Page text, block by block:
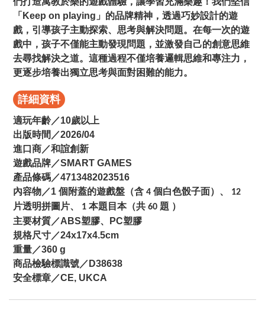
「Keep on playing」的品牌精神，透過巧妙設計的遊
戲，引導孩子主動探索、思考與解決問題。在每一次的遊
戲中，孩子不僅能主動發現問題，並激發自己的創意思維
去尋找解決之道。這種過程不僅培養邏輯思維和專注力，
更逐步培養出獨立思考與面對困難的能力。
詳細資料
適玩年齡／10歲以上
出版時間／2026/04
進口商／和誼創新
遊戲品牌／SMART GAMES
產品條碼／4713482023516
內容物／1 個附蓋的遊戲盤（含 4 個白色骰子面）、 12
片透明拼圖片、 1 本題目本（共 60 題 ）
主要材質／ABS塑膠、PC塑膠
規格尺寸／24x17x4.5cm
重量／360 g
商品檢驗標識號／D38638
安全標章／CE, UKCA